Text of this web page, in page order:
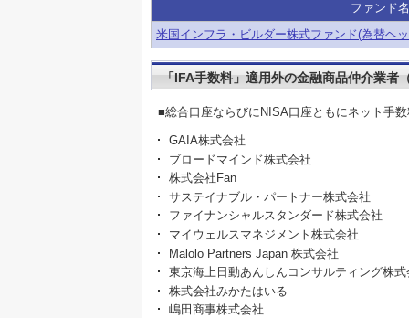
ファンド名
米国インフラ・ビルダー株式ファンド(為替ヘ
「IFA手数料」適用外の金融商品仲介業者
■総合口座ならびにNISA口座ともにネット手
GAIA株式会社
ブロードマインド株式会社
株式会社Fan
サステイナブル・パートナー株式会社
ファイナンシャルスタンダード株式会社
マイウェルスマネジメント株式会社
Malolo Partners Japan 株式会社
東京海上日動あんしんコンサルティング株式
株式会社みかたはいる
嶋田商事株式会社